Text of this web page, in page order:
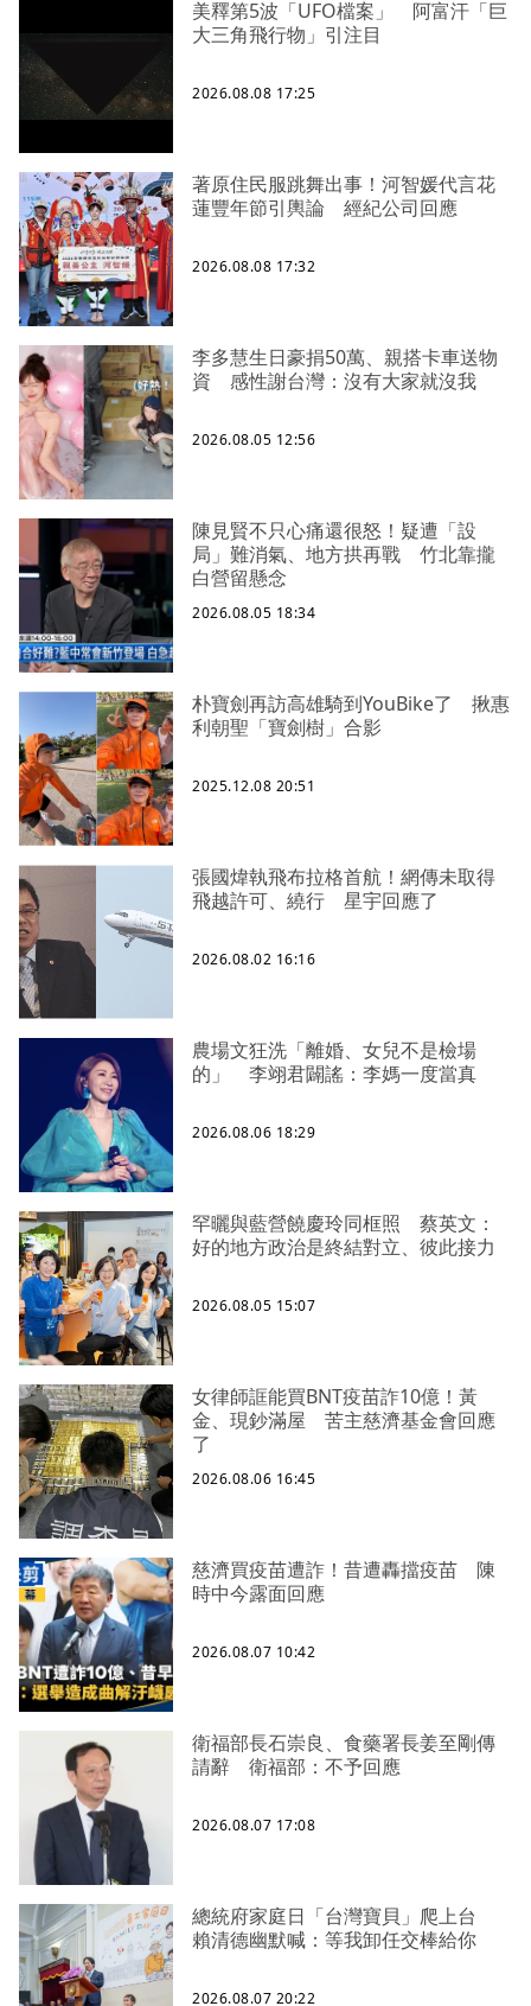
美釋第5波「UFO檔案」 阿富汗「巨
大三角飛行物」引注目
2026.08.08 17:25
著原住民服跳舞出事！河智媛代言花
蓮豐年節引輿論 經紀公司回應
2026.08.08 17:32
李多慧生日豪捐50萬、親搭卡車送物
資 感性謝台灣：沒有大家就沒我
2026.08.05 12:56
陳見賢不只心痛還很怒！疑遭「設
局」難消氣、地方拱再戰 竹北靠攏
白營留懸念
2026.08.05 18:34
朴寶劍再訪高雄騎到YouBike了 揪惠
利朝聖「寶劍樹」合影
2025.12.08 20:51
張國煒執飛布拉格首航！網傳未取得
飛越許可、繞行 星宇回應了
2026.08.02 16:16
農場文狂洗「離婚、女兒不是檢場
的」 李翊君闢謠：李媽一度當真
2026.08.06 18:29
罕曬與藍營饒慶玲同框照 蔡英文：
好的地方政治是終結對立、彼此接力
2026.08.05 15:07
女律師誆能買BNT疫苗詐10億！黃
金、現鈔滿屋 苦主慈濟基金會回應
了
2026.08.06 16:45
慈濟買疫苗遭詐！昔遭轟擋疫苗 陳
時中今露面回應
2026.08.07 10:42
衛福部長石崇良、食藥署長姜至剛傳
請辭 衛福部：不予回應
2026.08.07 17:08
總統府家庭日「台灣寶貝」爬上台
賴清德幽默喊：等我卸任交棒給你
2026.08.07 20:22